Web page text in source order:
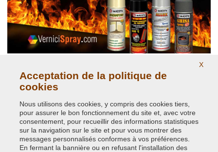
X
Acceptation de la politique de
cookies
Nous utilisons des cookies, y compris des cookies tiers,
pour assurer le bon fonctionnement du site et, avec votre
consentement, pour recueillir des informations statistiques
sur la navigation sur le site et pour vous montrer des
messages personnalisés conformes à vos préférences.
En fermant la bannière ou en refusant l'installation des